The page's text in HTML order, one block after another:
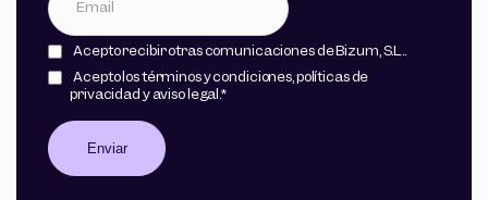
Acepto recibir otras comunicaciones de Bizum, S.L..
Acepto lostérminos y condiciones,políticas de
privacidad y aviso legal.*